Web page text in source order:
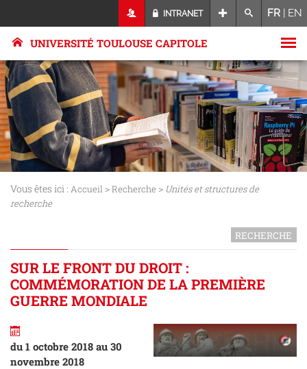
INTRANET FR | EN
UNIVERSITÉ TOULOUSE CAPITOLE
Vous êtes ici : Accueil >Recherche > Unités et structures de
recherche
RECHERCHE
SUR LE FRONT DU DROIT :
COMMÉMORATION DE LA PREMIÈRE
GUERRE MONDIALE
du 1 octobre 2018 au 30
novembre 2018